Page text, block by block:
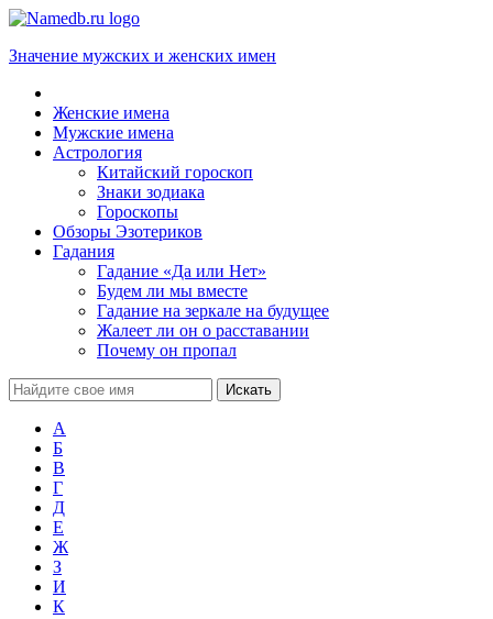
Значение мужских и женских имен
Женские имена
Мужские имена
Астрология
Китайский гороскоп
Знаки зодиака
Гороскопы
Обзоры Эзотериков
Гадания
Гадание «Да или Нет»
Будем ли мы вместе
Гадание на зеркале на будущее
Жалеет ли он о расставании
Почему он пропал
А
Б
В
Г
Д
Е
Ж
З
И
К